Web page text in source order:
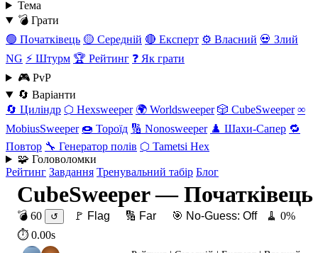
Тема
💣 Грати
🟢 Початківець 🟡 Середній 🔴 Експерт ⚙️ Власний 💀 Злий
NG ⚡ Штурм 🏆 Рейтинг ❓ Як грати
🎮 PvP
🔄 Варіанти
🔄 Циліндр ⬡ Hexsweeper 🌍 Worldsweeper 🎲 CubeSweeper ∞
MobiusSweeper 🍩 Тороїд 🔢 Nonosweeper ♟️ Шахи-Сапер 🔁
Повтор 🔧 Генератор полів ⬡ Tametsi Hex
🧩 Головоломки
Рейтинг Завдання Тренувальний табір Блог
CubeSweeper — Початківець
💣 60 ↺ 🚩 Flag 🔢 Far 🎯 No-Guess: Off 🧹 0%
⏱ 0.00s